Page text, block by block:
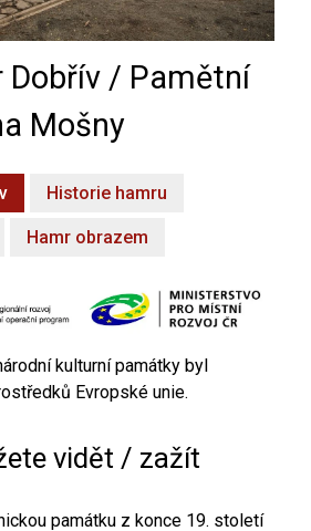
Dobřív / Pamětní
Mošny
Historie hamru
Hamr obrazem
kulturní památky byl
Evropské unie.
vidět / zažít
památku z konce 19. století